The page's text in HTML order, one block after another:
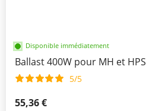
Disponible immédiatement
Ballast 400W pour MH et HPS
5/5
55,36 €